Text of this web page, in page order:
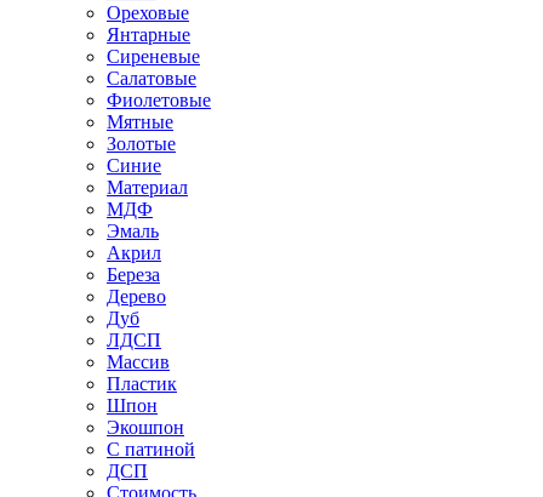
Ореховые
Янтарные
Сиреневые
Салатовые
Фиолетовые
Мятные
Золотые
Синие
Материал
МДФ
Эмаль
Акрил
Береза
Дерево
Дуб
ЛДСП
Массив
Пластик
Шпон
Экошпон
С патиной
ДСП
Стоимость